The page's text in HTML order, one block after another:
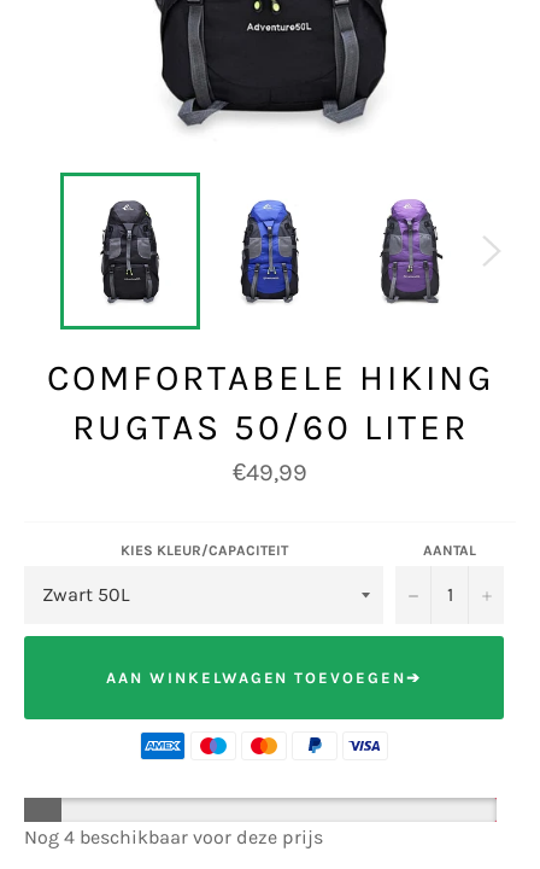
COMFORTABELE HIKING
RUGTAS 50/60 LITER
Normale
prijs
€49,99
KIES KLEUR/CAPACITEIT AANTAL
− +
AAN WINKELWAGEN TOEVOEGEN➔
Nog 4 beschikbaar voor deze prijs